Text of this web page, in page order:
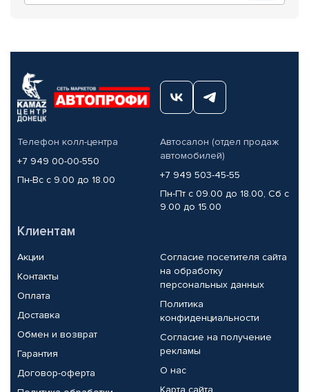
Телефон колл-центра
+7 949 00-00-550
Пн-Вс с 9.00 до 18.00
Автосалон (отдел продаж
автомобилей)
+7 949 503-45-55
Пн-Пт с 09.00 до 18.00, Сб с
9.00 до 15.00
Клиентам
Акции
Контакты
Оплата
Доставка
Обмен и возврат
Гарантия
Договор-оферта
Согласие посетителя сайта
на обработку
персональных данных
Политика
конфиденциальности
Согласие на получение
рекламы
О нас
Карта сайта